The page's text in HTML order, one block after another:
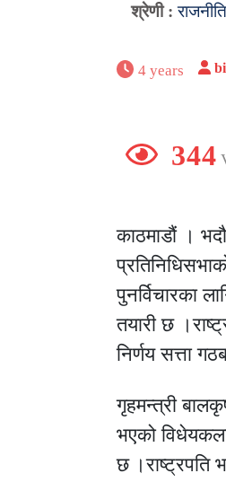
श्रेणी :राजनीति
4 years
344
काठमाडौं ।
पुनर्विचारका
तयारी छ
निर्णय सत्ता
गृहमन्त्री
भएको
छ ।राष्ट्रपति